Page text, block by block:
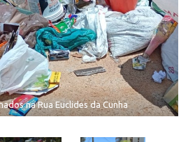
na Rua Euclides da Cunha